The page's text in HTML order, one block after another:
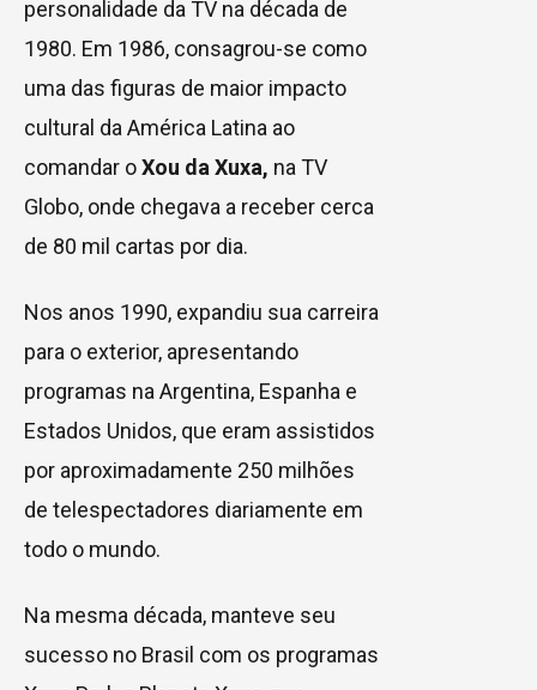
personalidade da TV na década de
1980. Em 1986, consagrou-se como
uma das figuras de maior impacto
cultural da América Latina ao
comandar oXou da Xuxa, na TV
Globo, onde chegava a receber cerca
de 80 mil cartas por dia.
Nos anos 1990, expandiu sua carreira
para o exterior, apresentando
programas na Argentina, Espanha e
Estados Unidos, que eram assistidos
por aproximadamente 250 milhões
de telespectadores diariamente em
todo o mundo.
Na mesma década, manteve seu
sucesso no Brasil com os programas